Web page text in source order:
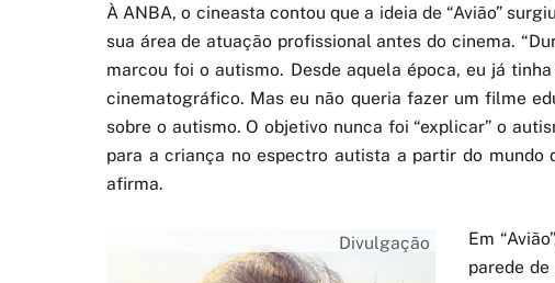
À ANBA, o cineasta contou que a ideia de “Avião”
sua área de atuação profissional antes do cinema.
marcou foi o autismo. Desde aquela época, eu já
cinematográfico. Mas eu não queria fazer um filme
sobre o autismo. O objetivo nunca foi “explicar” o
para a criança no espectro autista a partir do mundo
afirma.
Divulgação
Em
parede